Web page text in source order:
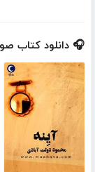
🎧 دانلود کتاب